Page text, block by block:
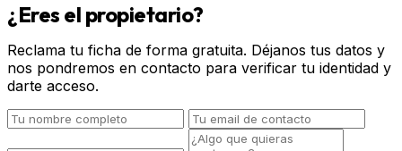
¿Eres el propietario?
Reclama tu ficha de forma gratuita. Déjanos tus datos y
nos pondremos en contacto para verificar tu identidad y
darte acceso.